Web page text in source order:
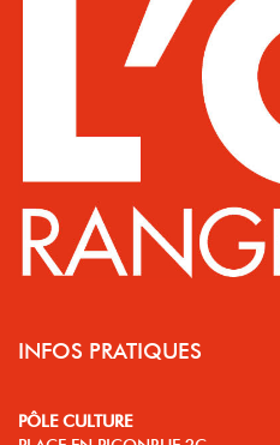
INFOS PRATIQUES
PÔLE CULTURE
PLACE EN PICONRUE 2C